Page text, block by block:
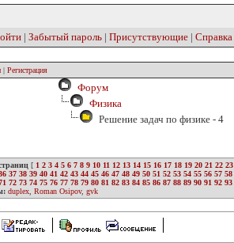
| Забытый пароль | Присутствующие | Справка
| Регистрация
Форум
Физика
Решение задач по физике - 4
[ 1 2 3 4 5 6 7 8 9 10 11 12 13 14 15 16 17 18 19 20 21 22 23
37 38 39 40 41 42 43 44 45 46 47 48 49 50 51 52 53 54 55 56 57 58
72 73 74 75 76 77 78 79 80 81 82 83 84 85 86 87 88 89 90 91 92 93
duplex Roman Osipov, gvk